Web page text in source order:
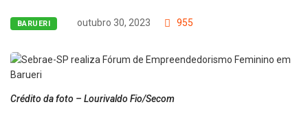
BARUERI outubro 30, 2023 955
Crédito da foto – Lourivaldo Fio/Secom